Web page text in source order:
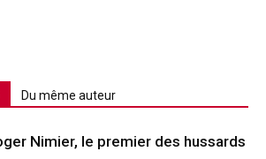
Du même auteur
Nimier, le premier des hussards